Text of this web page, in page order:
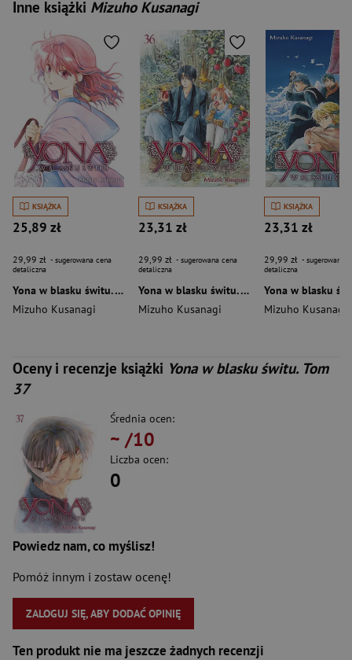
Inne książki Mizuho Kusanagi
KSIĄŻKA
25,89 zł
29,99 zł - sugerowana cena
detaliczna
Yona w blasku świtu. Tom 38
Mizuho Kusanagi
KSIĄŻKA
23,31 zł
29,99 zł - sugerowana cena
detaliczna
Yona w blasku świtu. Tom 36
Mizuho Kusanagi
KSIĄŻKA
23,31 zł
29,99 zł - sugerowana
detaliczna
Mizuho Kusanagi
Oceny i recenzje książki Yona w blasku świtu. Tom
37
Średnia ocen:
~ /10
Liczba ocen:
0
Powiedz nam, co myślisz!
Pomóż innym i zostaw ocenę!
ZALOGUJ SIĘ, ABY DODAĆ OPINIĘ
Ten produkt nie ma jeszcze żadnych recenzji